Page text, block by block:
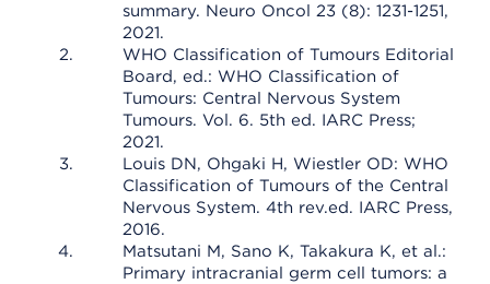
summary. Neuro Oncol 23 (8): 1231-1251,
2021.
WHO Classification of Tumours Editorial
Board, ed.: WHO Classification of
Tumours: Central Nervous System
Tumours. Vol. 6. 5th ed. IARC Press;
2021.
Louis DN, Ohgaki H, Wiestler OD: WHO
Classification of Tumours of the Central
Nervous System. 4th rev.ed. IARC Press,
2016.
Matsutani M, Sano K, Takakura K, et al.:
Primary intracranial germ cell tumors: a